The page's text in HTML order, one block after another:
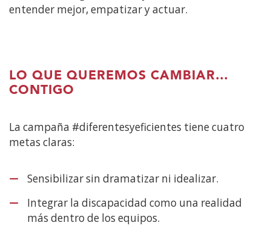
entender mejor, empatizar y actuar.
LO QUE QUEREMOS CAMBIAR…
CONTIGO
La campaña #diferentesyeficientes tiene cuatro
metas claras:
Sensibilizar sin dramatizar ni idealizar.
Integrar la discapacidad como una realidad
más dentro de los equipos.